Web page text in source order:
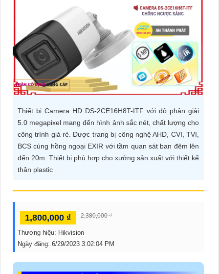
PHỤ
KIỆN
CAMERA
TƯ
VỤ
Thiết bị Camera HD DS-2CE16H8T-ITF với độ phân giải
5.0 megapixel mang đến hình ảnh sắc nét, chất lượng cho
công trình giá rẻ. Được trang bị công nghệ AHD, CVI, TVI,
BCS cùng hồng ngoại EXIR với tầm quan sát ban đêm lên
đến 20m. Thiết bị phù hợp cho xưởng sản xuất với thiết kế
thân plastic
1,800,000 ₫ 2,380,000 ₫
Thương hiệu: Hikvision
Ngày đăng: 6/29/2023 3:02:04 PM